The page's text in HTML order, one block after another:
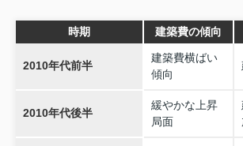
時期 建築費の傾向
2010年代前半
建築費横ばい
傾向
2010年代後半
緩やかな上昇
局面